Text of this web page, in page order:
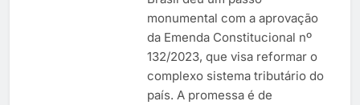
monumental com a aprovação
da Emenda Constitucional nº
132/2023, que visa reformar o
complexo sistema tributário do
país. A promessa é de